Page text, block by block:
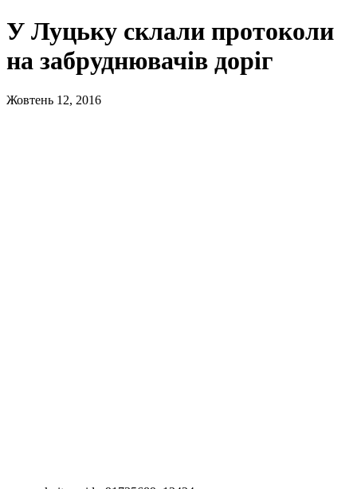
У Луцьку склали протоколи
на забруднювачів доріг
Жовтень 12, 2016